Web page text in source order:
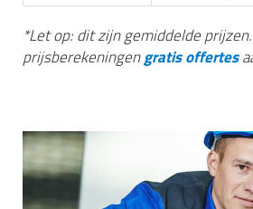
*Let op: dit zijn gemiddelde
prijsberekeningengratis offertes